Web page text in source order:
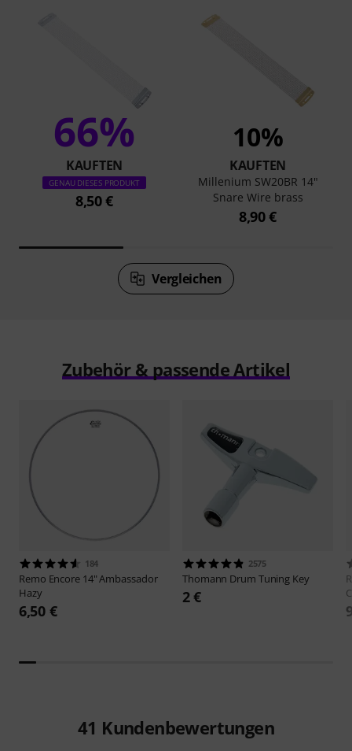
66%
KAUFTEN
GENAU DIESES PRODUKT
8,50 €
10%
KAUFTEN
Millenium SW20BR 14"
Snare Wire brass
8,90 €
Vergleichen
Zubehör & passende Artikel
184
Remo Encore 14" Ambassador
Hazy
6,50 €
2575
Thomann Drum Tuning Key
2 €
41 Kundenbewertungen